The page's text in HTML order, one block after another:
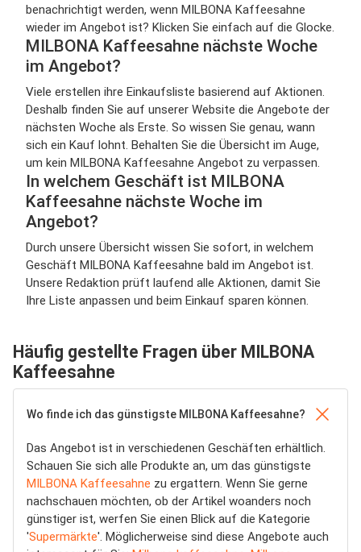
benachrichtigt werden, wenn MILBONA Kaffeesahne
wieder im Angebot ist? Klicken Sie einfach auf die Glocke.
MILBONA Kaffeesahne nächste Woche
im Angebot?
Viele erstellen ihre Einkaufsliste basierend auf Aktionen.
Deshalb finden Sie auf unserer Website die Angebote der
nächsten Woche als Erste. So wissen Sie genau, wann
sich ein Kauf lohnt. Behalten Sie die Übersicht im Auge,
um kein MILBONA Kaffeesahne Angebot zu verpassen.
In welchem Geschäft ist MILBONA
Kaffeesahne nächste Woche im
Angebot?
Durch unsere Übersicht wissen Sie sofort, in welchem
Geschäft MILBONA Kaffeesahne bald im Angebot ist.
Unsere Redaktion prüft laufend alle Aktionen, damit Sie
Ihre Liste anpassen und beim Einkauf sparen können.
Häufig gestellte Fragen über MILBONA
Kaffeesahne
Wo finde ich das günstigste MILBONA Kaffeesahne?
Das Angebot ist in verschiedenen Geschäften erhältlich.
Schauen Sie sich alle Produkte an, um das günstigste
MILBONA Kaffeesahne zu ergattern. Wenn Sie gerne
nachschauen möchten, ob der Artikel woanders noch
günstiger ist, werfen Sie einen Blick auf die Kategorie
'Supermärkte'. Möglicherweise sind diese Angebote auch